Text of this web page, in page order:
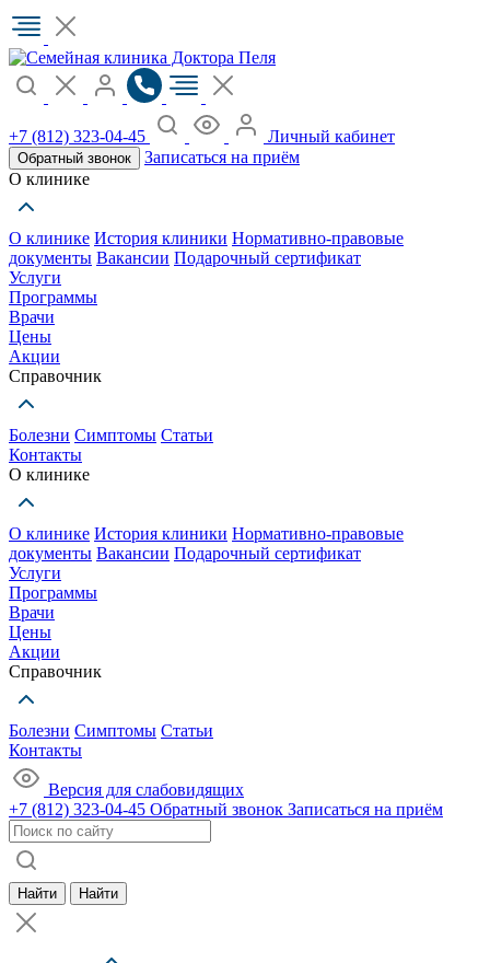
+7 (812) 323-04-45 Личный кабинет
Обратный звонок
Записаться на приём
О клинике
О клинике История клиники Нормативно-правовые
документы Вакансии Подарочный сертификат
Услуги
Программы
Врачи
Цены
Акции
Справочник
Болезни Симптомы Статьи
Контакты
О клинике
О клинике История клиники Нормативно-правовые
документы Вакансии Подарочный сертификат
Услуги
Программы
Врачи
Цены
Акции
Справочник
Болезни Симптомы Статьи
Контакты
Версия для слабовидящих
+7 (812) 323-04-45 Обратный звонок Записаться на приём
Найти Найти